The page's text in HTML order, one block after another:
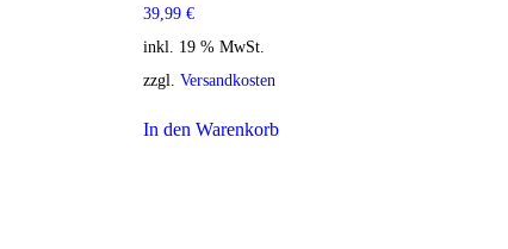
39,99 €
inkl. 19 % MwSt.
zzgl. Versandkosten
In den Warenkorb